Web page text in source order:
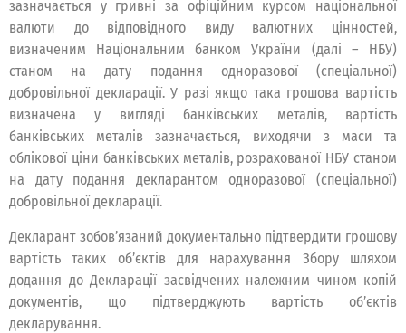
зазначається у гривні за офіційним курсом національної
валюти до відповідного виду валютних цінностей,
визначеним Національним банком України (далі – НБУ)
станом на дату подання одноразової (спеціальної)
добровільної декларації. У разі якщо така грошова вартість
визначена у вигляді банківських металів, вартість
банківських металів зазначається, виходячи з маси та
облікової ціни банківських металів, розрахованої НБУ станом
на дату подання декларантом одноразової (спеціальної)
добровільної декларації.
Декларант зобов’язаний документально підтвердити грошову
вартість таких об’єктів для нарахування Збору шляхом
додання до Декларації засвідчених належним чином копій
документів, що підтверджують вартість об’єктів
декларування.